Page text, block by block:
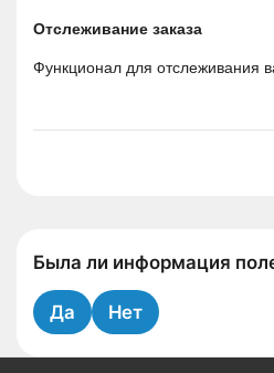
Отслеживание заказа
Функционал для отслеживания
Была ли информация
Да Нет